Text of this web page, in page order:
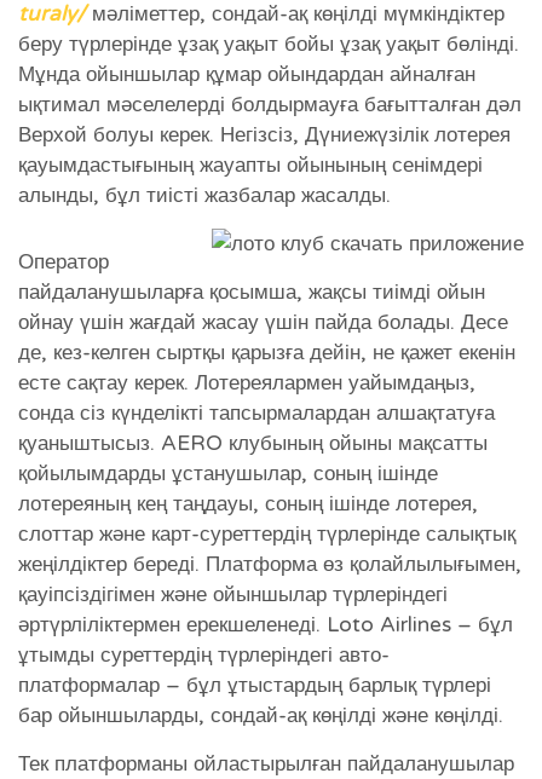
turaly/мәліметтер, сондай-ақ көңілді мүмкіндіктер
беру түрлерінде ұзақ уақыт бойы ұзақ уақыт бөлінді.
Мұнда ойыншылар құмар ойындардан айналған
ықтимал мәселелерді болдырмауға бағытталған дәл
Верхой болуы керек. Негізсіз, Дүниежүзілік лотерея
қауымдастығының жауапты ойынының сенімдері
алынды, бұл тиісті жазбалар жасалды.
Оператор
пайдаланушыларға қосымша, жақсы тиімді ойын
ойнау үшін жағдай жасау үшін пайда болады. Десе
де, кез-келген сыртқы қарызға дейін, не қажет екенін
есте сақтау керек. Лотереялармен уайымдаңыз,
сонда сіз күнделікті тапсырмалардан алшақтатуға
қуаныштысыз. AERO клубының ойыны мақсатты
қойылымдарды ұстанушылар, соның ішінде
лотереяның кең таңдауы, соның ішінде лотерея,
слоттар және карт-суреттердің түрлерінде салықтық
жеңілдіктер береді. Платформа өз қолайлылығымен,
қауіпсіздігімен және ойыншылар түрлеріндегі
әртүрліліктермен ерекшеленеді. Loto Airlines – бұл
ұтымды суреттердің түрлеріндегі авто-
платформалар – бұл ұтыстардың барлық түрлері
бар ойыншыларды, сондай-ақ көңілді және көңілді.
Тек платформаны ойластырылған пайдаланушылар